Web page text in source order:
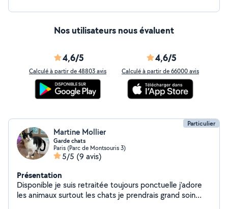
alentours en transports en commun (pass Navigo). Je
des demandes. Au plaisir d'échanger
Nos utilisateurs nous évaluent
4,6/5
Calculé à partir de 48803 avis
4,6/5
Calculé à partir de 66000 avis
Particulier
Martine Mollier
Garde chats
Paris (Parc de Montsouris 3)
5/5 (9 avis)
Présentation
Disponible je suis retraitée toujours ponctuelle j'adore
les animaux surtout les chats je prendrais grand soin